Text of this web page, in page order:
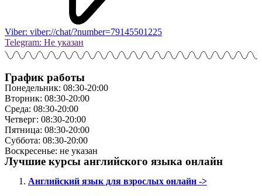
Viber: viber://chat/?number=79145501225
Telegram: Не указан
График работы
Понедельник: 08:30-20:00
Вторник: 08:30-20:00
Среда: 08:30-20:00
Четверг: 08:30-20:00
Пятница: 08:30-20:00
Суббота: 08:30-20:00
Воскресенье: не указан
Лучшие курсы английского языка онлайн
Английский язык для взрослых онлайн ->